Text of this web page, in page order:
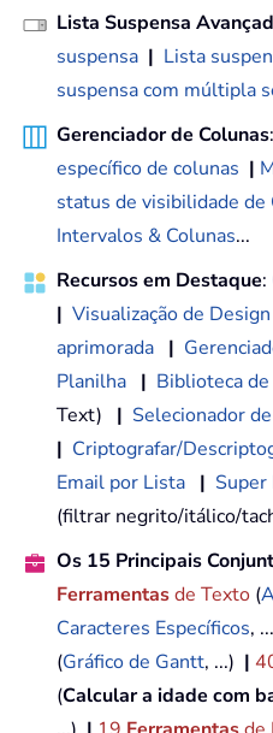
Lista Suspensa
suspensa | Lista
suspensa com múltipla
Gerenciador de Colunas:
específico de colunas |
status de visibilidade de
Intervalos & Colunas...
Recursos em Destaque:
| Visualização de Design
aprimorada |
Planilha | Biblioteca
Text) | Selecionador
| Criptografar/
Email por Lista |
(filtrar negrito/itálico/
Os 15 Principais
Ferramentasde Texto (
Caracteres Específicos,
(Gráfico de Gantt, ...) |
(Calcular a idade com